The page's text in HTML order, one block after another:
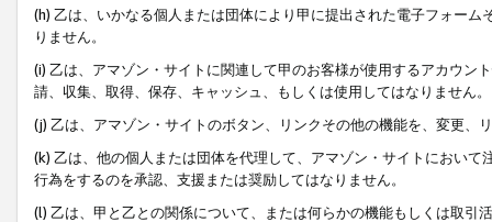
(h) 乙は、いかなる個人または団体により甲に提出された電子フォー
りません。
(i) 乙は、アマゾン・サイトに関連して甲のお客様が使用するアカウン
請、収集、取得、保存、キャッシュ、もしくは使用してはなりません。
(j) 乙は、アマゾン・サイトのボタン、リンクその他の機能を、変更、
(k) 乙は、他の個人または団体を代理して、アマゾン・サイトにおい
行為をするのを承認、支援または奨励してはなりません。
(l) 乙は、甲と乙との関係について、または何らかの機能もしくは取